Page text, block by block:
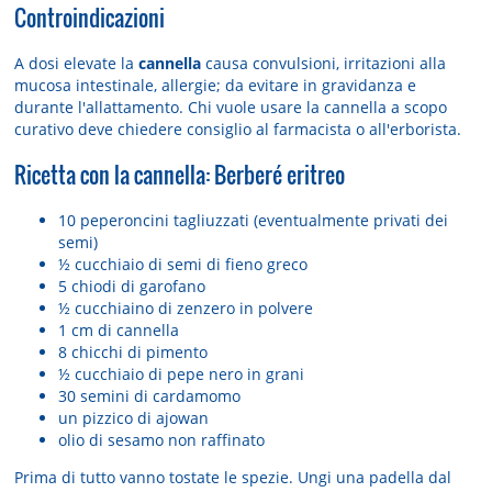
Controindicazioni
A dosi elevate lacannella causa convulsioni, irritazioni alla
mucosa intestinale, allergie; da evitare in gravidanza e
durante l'allattamento. Chi vuole usare la cannella a scopo
curativo deve chiedere consiglio al farmacista o all'erborista.
Ricetta con la cannella: Berberé eritreo
10 peperoncini tagliuzzati (eventualmente privati dei
semi)
½ cucchiaio di semi di fieno greco
5 chiodi di garofano
½ cucchiaino di zenzero in polvere
1 cm di cannella
8 chicchi di pimento
½ cucchiaio di pepe nero in grani
30 semini di cardamomo
un pizzico di ajowan
olio di sesamo non raffinato
Prima di tutto vanno tostate le spezie. Ungi una padella dal